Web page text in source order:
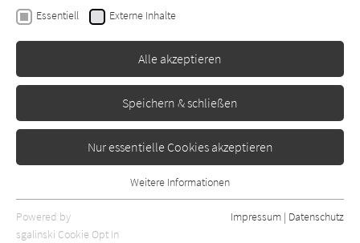
Carsten Germis
Sayonara, Bulle
Erschienen: Januar 2015 Bibliogr. Angaben
Essentiell Externe Inhalte
Alle akzeptieren
Speichern & schließen
Nur essentielle Cookies akzeptieren
Essentielle Cookies werden für grundlegende Funktionen der
Webseite benötigt. Dadurch ist gewährleistet, dass die Webseite
Weitere Informationen
Powered by
sgalinski Cookie Opt In
Impressum | Datenschutz